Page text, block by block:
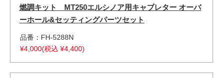
燃調キット MT250エルシノア用キャブレター オーバ
ーホール&セッティングパーツセット
品番：FH-5288N
¥4,000(税込 ¥4,400)